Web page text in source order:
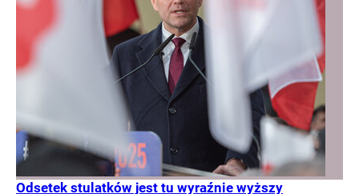
Odsetek stulatków jest tu wyraźnie wyższy